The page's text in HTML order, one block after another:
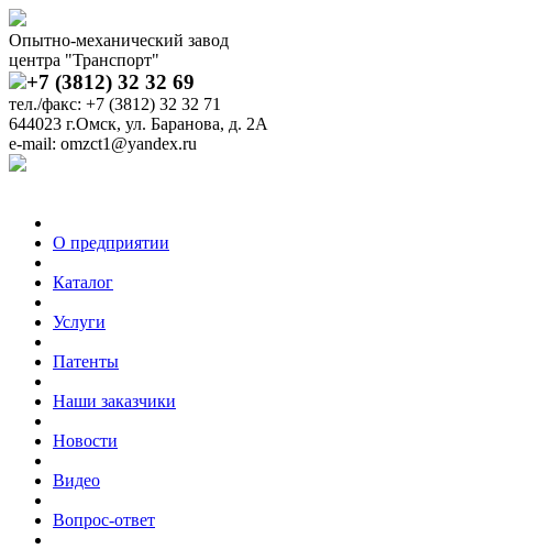
Опытно-механический завод
центра "Транспорт"
+7 (3812) 32 32 69
тел./факс: +7 (3812) 32 32 71
644023 г.Омск, ул. Баранова, д. 2А
e-mail: omzct1@yandex.ru
О предприятии
Каталог
Услуги
Патенты
Наши заказчики
Новости
Видео
Вопрос-ответ